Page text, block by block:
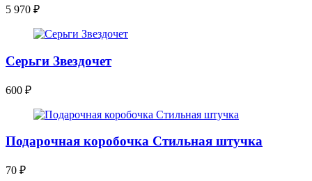
5 970 ₽
Серьги Звездочет
600 ₽
Подарочная коробочка Стильная штучка
70 ₽